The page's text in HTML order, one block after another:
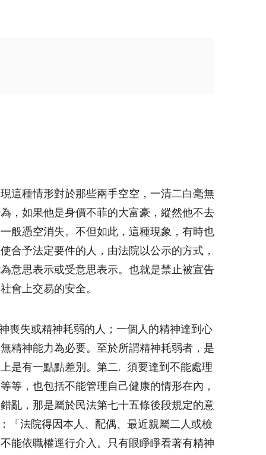
這種情形對於那些兩手空空，一清二白毫無
，如果他是身價不菲的大富豪，縱然他不去
般憑空消失。不但如此，這種現象，有時也
合予法定要件的人，由法院以公示的方式，
意思表示或受意思表示。也就是禁止被宣告
會上交易的安全。
喪失或精神耗弱的人；一個人的精神達到心
精神能力為必要。至於所謂精神耗弱者，是
是有一點點差別。第二. 須要達到不能處理
等，也包括不能管理自己健康的情形在內，
亂，那是屬於民法第七十五條後段規定的意
「法院得因本人、配偶、最近親屬二人或檢
能依職權逕行介入。只有眼睜睜看著有精神